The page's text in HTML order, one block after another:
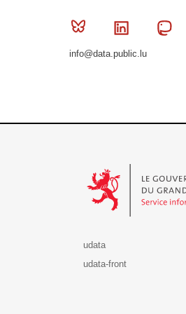
Bluesky Linkedin
info@data.public.lu
udata
udata-front